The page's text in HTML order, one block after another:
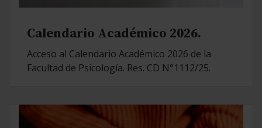
Calendario Académico 2026.
Acceso al Calendario Académico 2026 de la
Facultad de Psicología. Res. CD N°1112/25.